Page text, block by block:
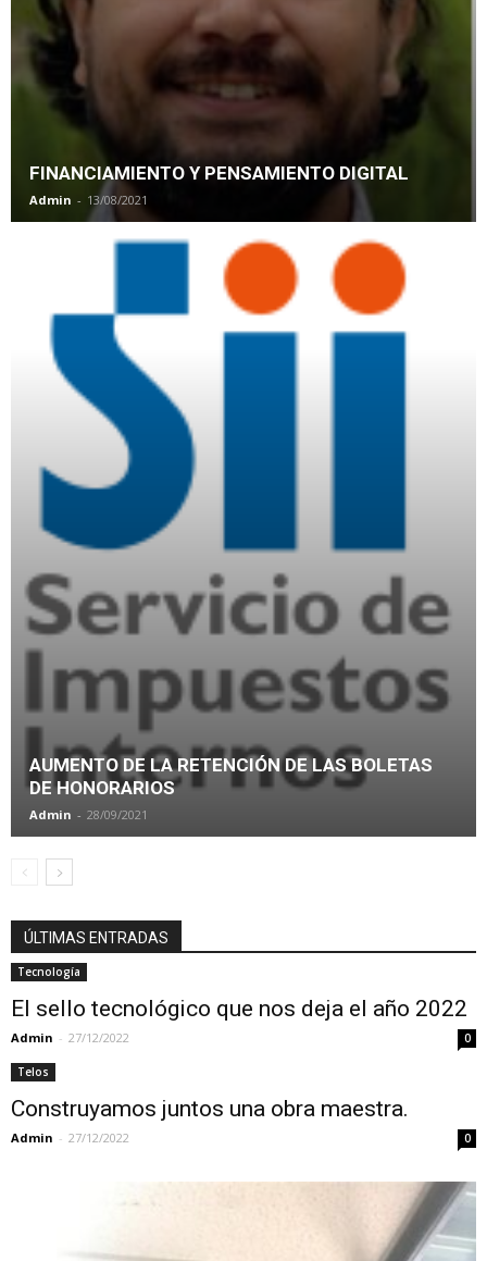
FINANCIAMIENTO Y PENSAMIENTO DIGITAL
Admin - 13/08/2021
AUMENTO DE LA RETENCIÓN DE LAS BOLETAS
DE HONORARIOS
Admin - 28/09/2021
ÚLTIMAS ENTRADAS
Tecnología
El sello tecnológico que nos deja el año 2022
Admin - 27/12/2022 0
Telos
Construyamos juntos una obra maestra.
Admin - 27/12/2022 0